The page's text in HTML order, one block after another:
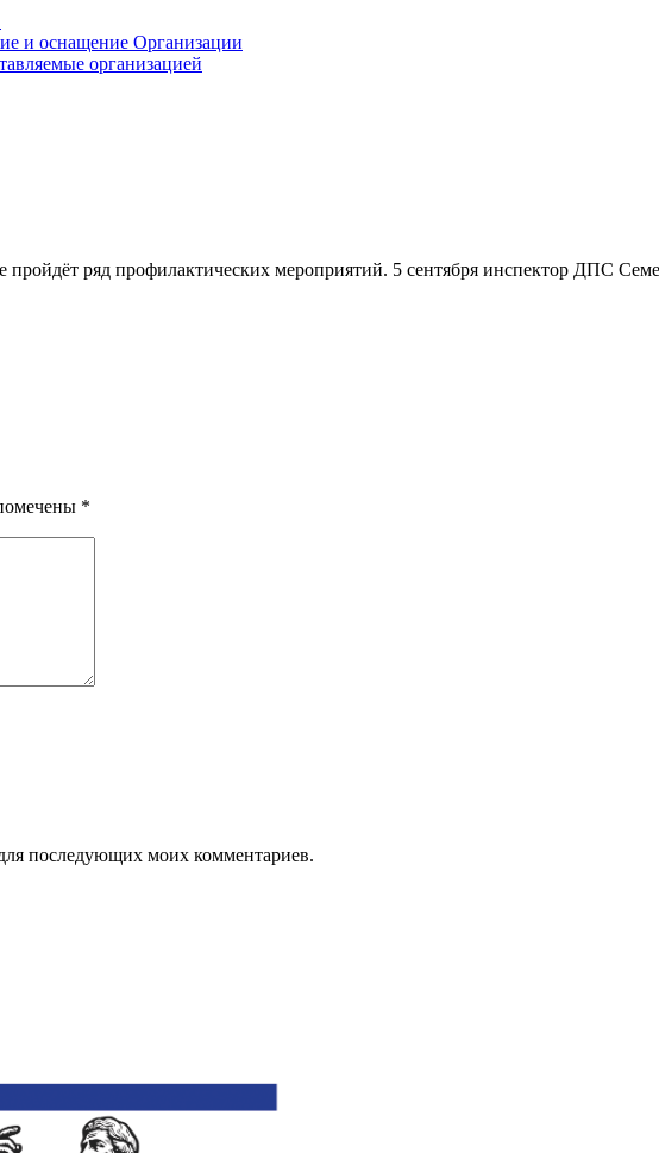
и оснащение Организации
организацией
ряд профилактических мероприятий. 5 сентября инспектор ДПС
*
последующих моих комментариев.